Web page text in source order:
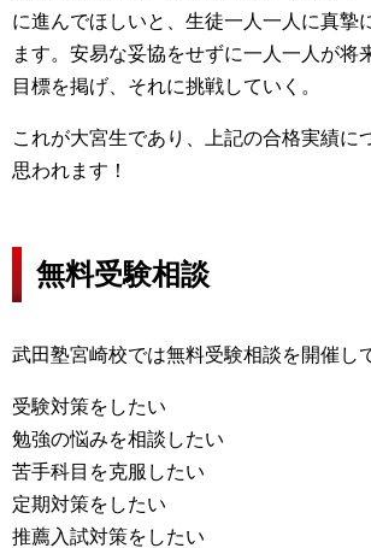
に進んでほしいと、生徒一人一人に真摯
ます。安易な妥協をせずに一人一人が将
目標を掲げ、それに挑戦していく。
これが大宮生であり、上記の合格実績に
思われます！
無料受験相談
武田塾宮崎校では無料受験相談を開催し
受験対策をしたい
勉強の悩みを相談したい
苦手科目を克服したい
定期対策をしたい
推薦入試対策をしたい